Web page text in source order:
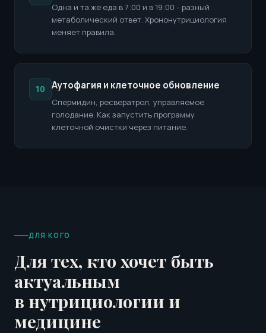
Одна и та же еда в 7:00 и в 19:00 - разный
метаболический ответ. Хрононутрициология
меняет правила.
10 Аутофагия и клеточное обновление
Спермидин, ресвератрол, управляемое
голодание. Как запустить программу
клеточной очистки через питание.
ДЛЯ КОГО
Для тех, кто хочет быть
актуальным
в нутрициологии и
медицине